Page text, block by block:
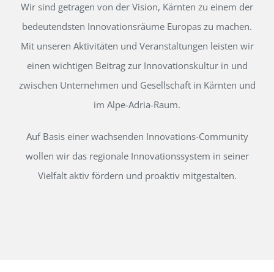
Wir sind getragen von der Vision, Kärnten zu einem der
bedeutendsten Innovationsräume Europas zu machen.
Mit unseren Aktivitäten und Veranstaltungen leisten wir
einen wichtigen Beitrag zur Innovationskultur in und
zwischen Unternehmen und Gesellschaft in Kärnten und
im Alpe-Adria-Raum.
Auf Basis einer wachsenden Innovations-Community
wollen wir das regionale Innovationssystem in seiner
Vielfalt aktiv fördern und proaktiv mitgestalten.